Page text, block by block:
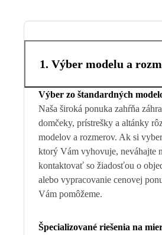
1. Výber modelu a
Výber zo štandardných
Naša široká ponuka zahŕňa
domčeky, prístrešky a altánky
modelov a rozmerov. Ak si
ktorý Vám vyhovuje, neváhajte
kontaktovať so žiadosťou o
alebo vypracovanie cenovej
Vám pomôžeme.
Špecializované riešenia na